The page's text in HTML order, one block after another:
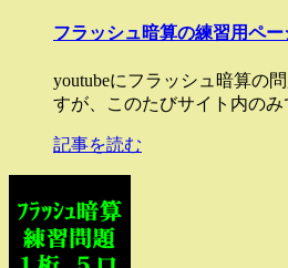
フラッシュ暗算の練習用ペ
youtubeにフラッシュ暗算の
すが、このたびサイト内のみ
記事を読む